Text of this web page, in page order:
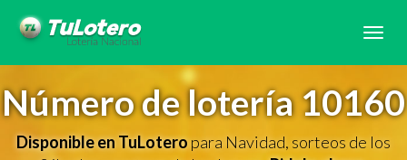
Número de lotería 10160
Disponible en TuLoteropara Navidad, sorteos de los